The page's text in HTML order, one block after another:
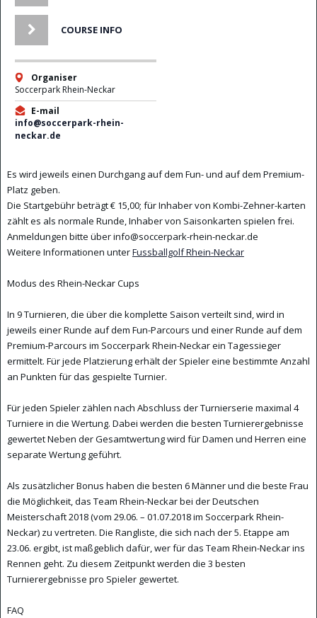
COURSE INFO
Organiser
Soccerpark Rhein-Neckar
E-mail
info@soccerpark-rhein-
neckar.de
Es wird jeweils einen Durchgang auf dem Fun- und auf dem Premium-
Platz geben.
Die Startgebühr beträgt € 15,00; für Inhaber von Kombi-Zehner-karten
zählt es als normale Runde, Inhaber von Saisonkarten spielen frei.
Anmeldungen bitte über info@soccerpark-rhein-neckar.de
Weitere Informationen unterFussballgolf Rhein-Neckar
Modus des Rhein-Neckar Cups
In 9 Turnieren, die über die komplette Saison verteilt sind, wird in
jeweils einer Runde auf dem Fun-Parcours und einer Runde auf dem
Premium-Parcours im Soccerpark Rhein-Neckar ein Tagessieger
ermittelt. Für jede Platzierung erhält der Spieler eine bestimmte Anzahl
an Punkten für das gespielte Turnier.
Für jeden Spieler zählen nach Abschluss der Turnierserie maximal 4
Turniere in die Wertung. Dabei werden die besten Turnierergebnisse
gewertet Neben der Gesamtwertung wird für Damen und Herren eine
separate Wertung geführt.
Als zusätzlicher Bonus haben die besten 6 Männer und die beste Frau
die Möglichkeit, das Team Rhein-Neckar bei der Deutschen
Meisterschaft 2018 (vom 29.06. – 01.07.2018 im Soccerpark Rhein-
Neckar) zu vertreten. Die Rangliste, die sich nach der 5. Etappe am
23.06. ergibt, ist maßgeblich dafür, wer für das Team Rhein-Neckar ins
Rennen geht. Zu diesem Zeitpunkt werden die 3 besten
Turnierergebnisse pro Spieler gewertet.
FAQ